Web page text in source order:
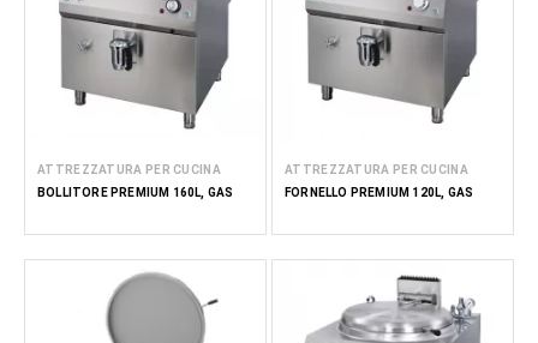
ATTREZZATURA PER CUCINA
BOLLITORE PREMIUM 160L, GAS
ATTREZZATURA PER CUCINA
FORNELLO PREMIUM 120L, GAS